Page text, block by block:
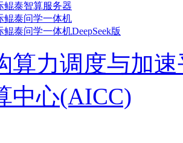
鲲泰智算服务器
鲲泰问学一体机
鲲泰问学一体机DeepSeek版
算力调度与加
中心(AICC)